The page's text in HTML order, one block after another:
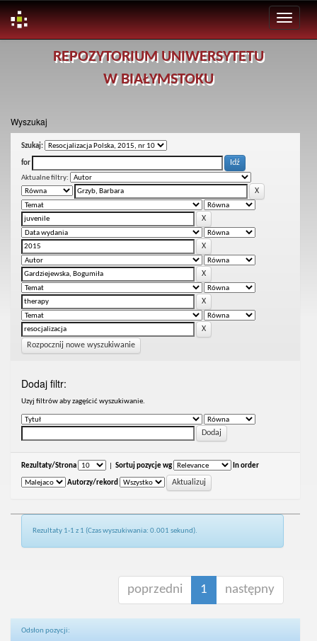
REPOZYTORIUM UNIWERSYTETU
W BIAŁYMSTOKU
Wyszukaj
Szukaj:
for
Aktualne filtry:
Rozpocznij nowe wyszukiwanie
Dodaj filtr:
Uzyj filtrów aby zagęścić wyszukiwanie.
Rezultaty/Strona Sortuj pozycje wg In order
Autorzy/rekord
Rezultaty 1-1 z 1 (Czas wyszukiwania: 0.001 sekund).
poprzedni 1 następny
Odsłon pozycji: